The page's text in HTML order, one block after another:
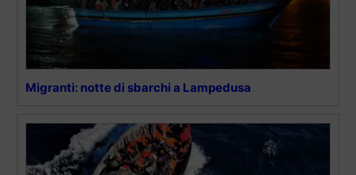
Migranti: notte di sbarchi a Lampedusa